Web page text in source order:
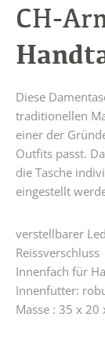
CH-
Diese
traditionellen
einer der
Outfits passt.
die Tasche
eingestellt
verstellbarer
Reissverschluss
Innenfach für
Innenfutter:
Masse : 35 x 20